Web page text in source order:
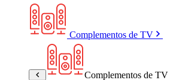
Complementos de TV
Complementos de TV